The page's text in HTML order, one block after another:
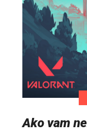
Ako vam